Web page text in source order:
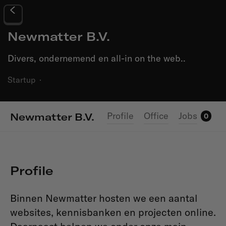
Newmatter B.V.
Divers, ondernemend en all-in on the web..
Startup ·
Newmatter B.V. Profile Office Jobs 0
Profile
Binnen Newmatter hosten we een aantal
websites, kennisbanken en projecten online.